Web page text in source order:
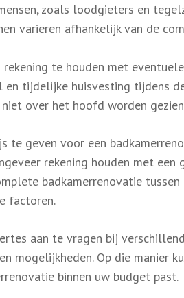
zoals loodgieters en
variëren afhankelijk van de
te houden met
tijdelijke huisvesting tijdens
over het hoofd worden
te geven voor een
rekening houden met
badkamerrenovatie
factoren.
aan te vragen bij
mogelijkheden. Op die manier
binnen uw budget past.